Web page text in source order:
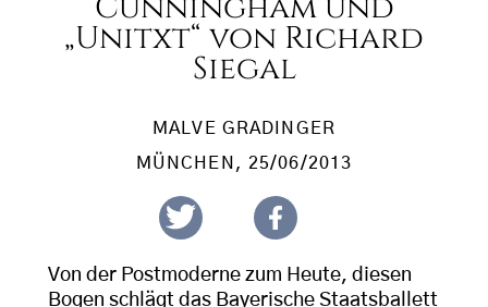
Cunningham und
„Unitxt“ von Richard
Siegal
MALVE GRADINGER
MÜNCHEN , 25/06/2013
Von der Postmoderne zum Heute, diesen
Bogen schlägt das Bayerische Staatsballett